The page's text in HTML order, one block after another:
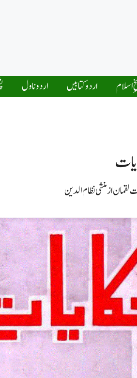
اسلام اردو کتابیں اردو ناول
لقمان از منشی نظام الدین